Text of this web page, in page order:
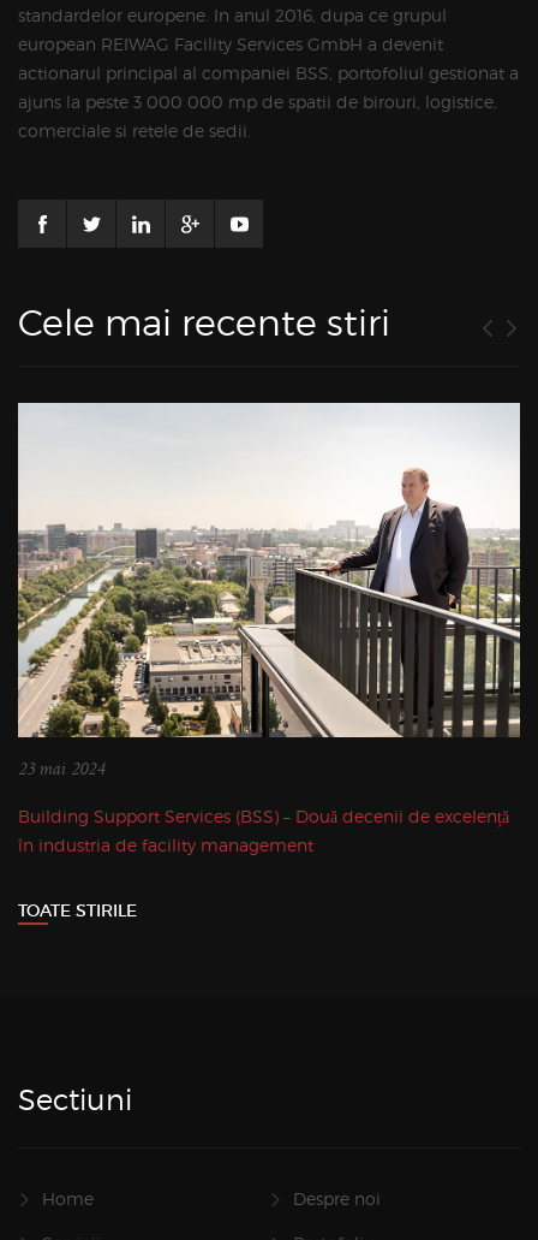
standardelor europene. In anul 2016, dupa ce grupul
european REIWAG Facility Services GmbH a devenit
actionarul principal al companiei BSS, portofoliul gestionat a
ajuns la peste 3 000 000 mp de spatii de birouri, logistice,
comerciale si retele de sedii.
Cele mai recente stiri
23 mai 2024
Building Support Services (BSS) – Două decenii de excelență
în industria de facility management
TOATE STIRILE
Sectiuni
Home Despre noi